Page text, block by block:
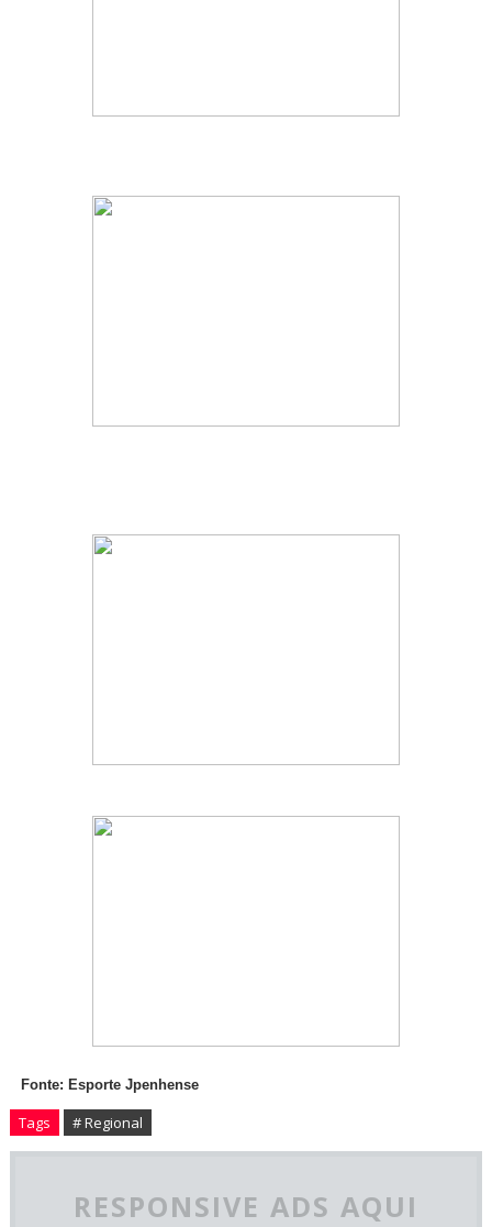
Fonte: Esporte Jpenhense
Tags # Regional
RESPONSIVE ADS AQUI